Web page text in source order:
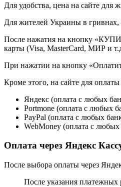
Для удобства, цена на сайте для
Для жителей Украины в
После нажатия на кнопку
карты (Visa, MasterCard, МИР и
При нажатии на кнопку
Кроме этого, на сайте для
Яндекс (оплата с любых
Portmone (оплата с любых
PayPal (оплата с любых
WebMoney (оплата с любых
Оплата через Яндекс
После выбора оплаты через
После указания платежных